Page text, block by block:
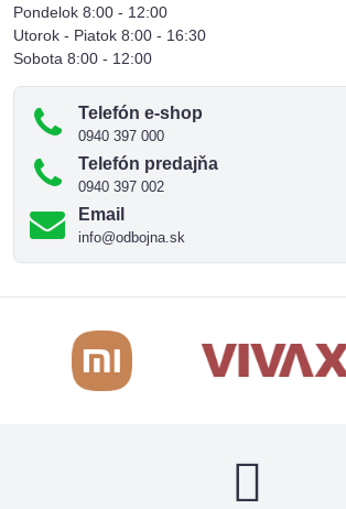
Pondelok 8:00 - 12:00
Utorok - Piatok 8:00 - 16:30
Sobota 8:00 - 12:00
Telefón e-shop
0940 397 000
Telefón predajňa
0940 397 002
Email
info@odbojna.sk